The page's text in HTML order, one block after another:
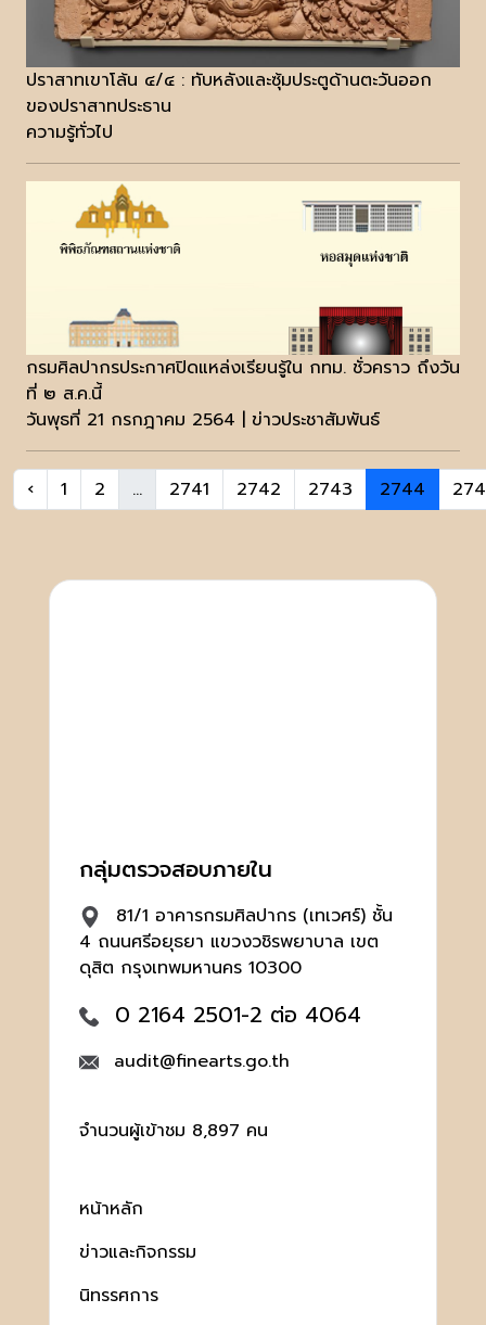
ปราสาทเขาโล้น ๔/๔ : ทับหลังและซุ้มประตูด้านตะวันออก
ของปราสาทประธาน
ความรู้ทั่วไป
กรมศิลปากรประกาศปิดแหล่งเรียนรู้ใน กทม. ชั่วคราว ถึงวัน
ที่ ๒ ส.ค.นี้
วันพุธที่ 21 กรกฎาคม 2564 | ข่าวประชาสัมพันธ์
‹ 1 2 ... 2741 2742 2743 2744
กลุ่มตรวจสอบภายใน
81/1 อาคารกรมศิลปากร (เทเวศร์) ชั้น
4 ถนนศรีอยุธยา แขวงวชิรพยาบาล เขต
ดุสิต กรุงเทพมหานคร 10300
0 2164 2501-2 ต่อ 4064
audit@finearts.go.th
จำนวนผู้เข้าชม 8,897 คน
หน้าหลัก
ข่าวและกิจกรรม
นิทรรศการ